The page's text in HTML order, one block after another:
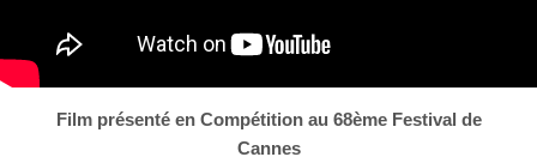
Film présenté en Compétition au 68ème Festival de
Cannes